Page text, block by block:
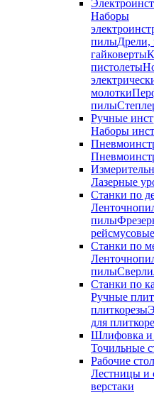
Наборы
пилыДрели,
гайковерты
пистолеты
молотки
пилы
Ручные
Наборы
Лазерные
Станки по
пилы
рейсмусовые
Станки по
пилы
Станки по
Ручные
плиткорезы
для
Шлифовка и
Точильные
Рабочие
Лестницы и
верстаки